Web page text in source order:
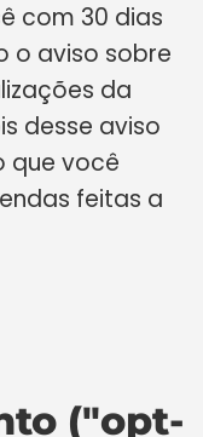
com 30 dias
o aviso sobre
da
desse aviso
que você
feitas a
("opt-